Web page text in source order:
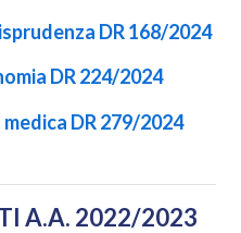
DR 168/2024
DR 224/2024
DR 279/2024
A.A. 2022/2023